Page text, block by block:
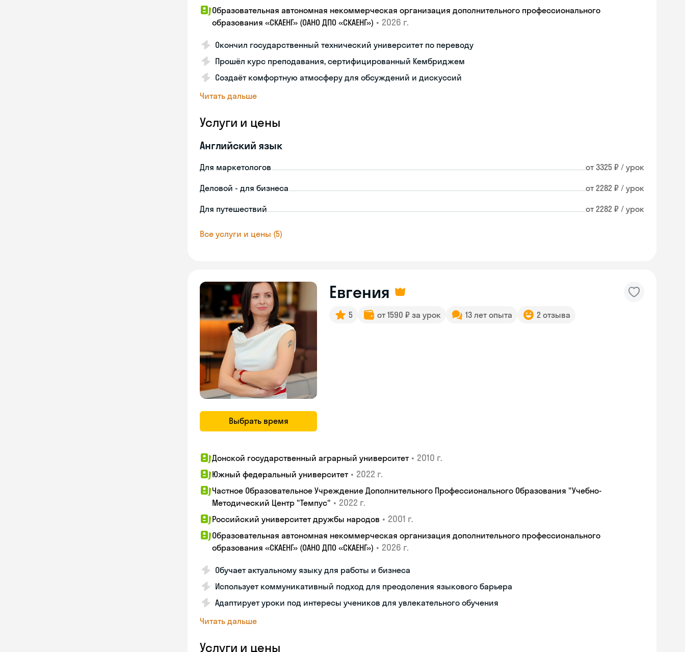
Образовательная автономная некоммерческая организация дополнительного профессионального
образования «СКАЕНГ» (ОАНО ДПО «СКАЕНГ») • 2026 г.
Окончил государственный технический университет по переводу
Прошёл курс преподавания, сертифицированный Кембриджем
Создаёт комфортную атмосферу для обсуждений и дискуссий
Читать дальше
Услуги и цены
Английский язык
Для маркетологов от 3325 ₽ / урок
Деловой - для бизнеса от 2282 ₽ / урок
Для путешествий от 2282 ₽ / урок
Все услуги и цены (5)
Выбрать время
Евгения
5 от 1590 ₽ за урок 13 лет опыта 2 отзыва
Донской государственный аграрный университет • 2010 г.
Южный федеральный университет • 2022 г.
Частное Образовательное Учреждение Дополнительного Профессионального Образования "Учебно-
Методический Центр "Темпус" • 2022 г.
Российский университет дружбы народов • 2001 г.
Образовательная автономная некоммерческая организация дополнительного профессионального
образования «СКАЕНГ» (ОАНО ДПО «СКАЕНГ») • 2026 г.
Обучает актуальному языку для работы и бизнеса
Использует коммуникативный подход для преодоления языкового барьера
Адаптирует уроки под интересы учеников для увлекательного обучения
Читать дальше
Услуги и цены